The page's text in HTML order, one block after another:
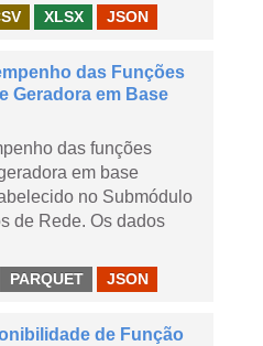
XLSX JSON
das Funções
Geradora em Base
das funções
em base
no Submódulo
de Rede. Os dados
PARQUET JSON
de Função